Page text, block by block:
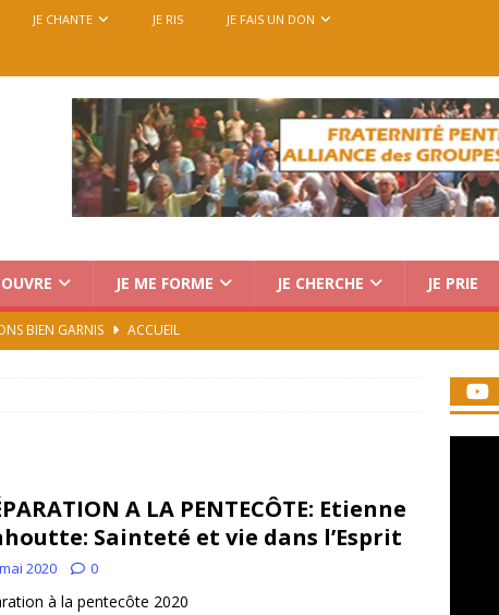
JE CHANTE JE RIS JE FAIS UN DON
JE ME FORME JE CHERCHE JE PRIE
BIEN GARNIS
ACCUEIL
devient prière
ACCUEIL
“Magnifica Humanitas”. Par le Père Denis Broussat.
A LA PENTECÔTE: Etienne
Sainteté et vie dans l’Esprit
2020 0
à la pentecôte 2020